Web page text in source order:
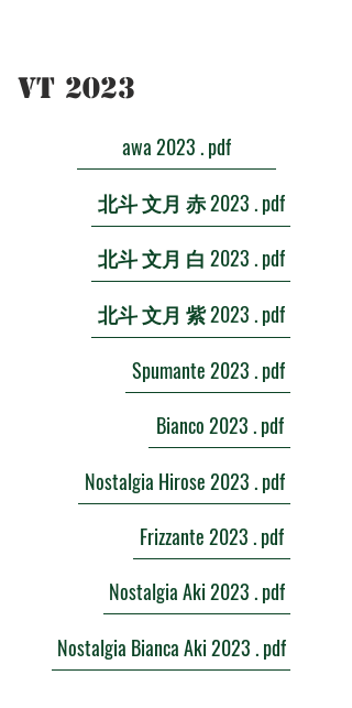
​VT 2023
awa 2023 . pdf
北斗 文月 赤 2023 . pdf
北斗 文月 白 2023 . pdf
北斗 文月 紫 2023 . pdf
Spumante 2023 . pdf
Bianco 2023 . pdf
Nostalgia Hirose 2023 . pdf
Frizzante 2023 . pdf
Nostalgia Aki 2023 . pdf
Nostalgia Bianca Aki 2023 . pdf